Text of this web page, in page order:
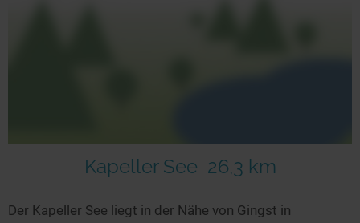
Kapeller See 26,3 km
Der Kapeller See liegt in der Nähe von Gingst in